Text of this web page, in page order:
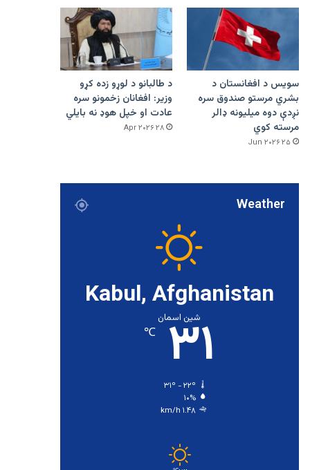
سویس د افغانستان د
بشري مرستو صندوق سره
نږدې دوه میلیونه ډالر
مرسته کوي
۲۵ Jun ۲۰۲۶
د طالبانو د لوړو زده کړو
وزیر: افغانان زخمونو سره
عادت او خپل هوډ نه بایلي
۲۸ Apr ۲۰۲۶
Weather
Kabul, Afghanistan
شین اسمان
۳۱ ℃
۱۰%
۱.۴۸ km/h